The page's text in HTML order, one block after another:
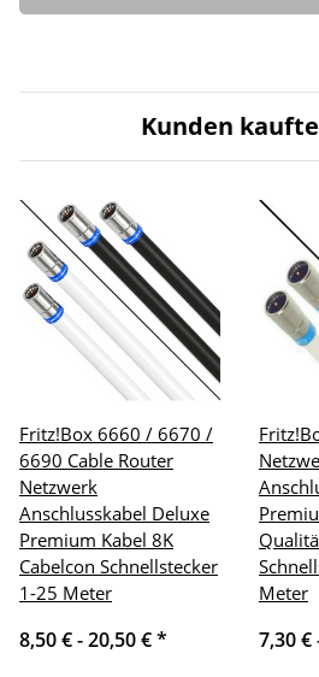
Kunden
Fritz!Box 6660 / 6670 /
6690 Cable Router
Netzwerk
Anschlusskabel Deluxe
Premium Kabel 8K
Cabelcon Schnellstecker
1-25 Meter
8,50 € -20,50 €*
Meter
7,30 €